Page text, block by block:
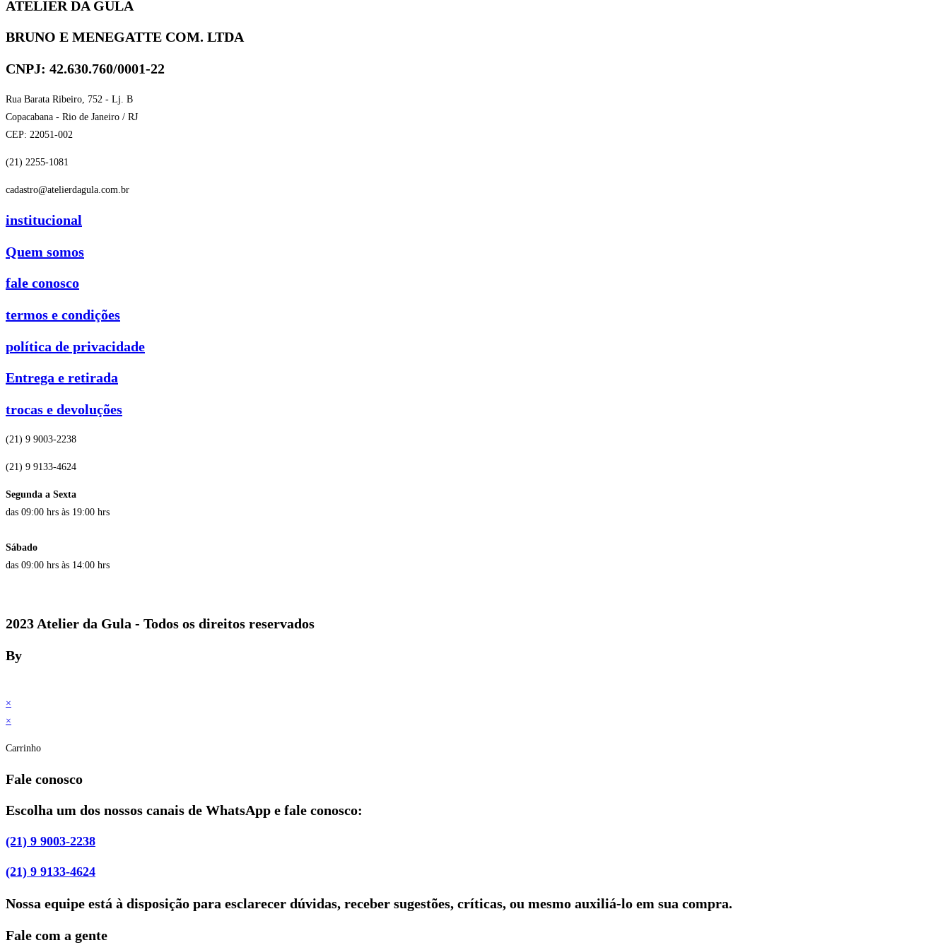
ATELIER DA GULA
BRUNO E MENEGATTE COM. LTDA
CNPJ: 42.630.760/0001-22
Rua Barata Ribeiro, 752 - Lj. B
Copacabana - Rio de Janeiro / RJ
CEP: 22051-002
(21) 2255-1081
cadastro@atelierdagula.com.br
institucional
Quem somos
fale conosco
termos e condições
política de privacidade
Entrega e retirada
trocas e devoluções
(21) 9 9003-2238
(21) 9 9133-4624
Segunda a Sexta
das 09:00 hrs às 19:00 hrs
Sábado
das 09:00 hrs às 14:00 hrs
2023 Atelier da Gula - Todos os direitos reservados
By
×
×
Carrinho
Fale conosco
Escolha um dos nossos canais de WhatsApp e fale conosco:
(21) 9 9003-2238
(21) 9 9133-4624
Nossa equipe está à disposição para esclarecer dúvidas, receber sugestões, críticas, ou mesmo auxiliá-lo em sua compra.
Fale com a gente